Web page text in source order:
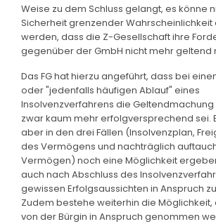
Weise zu dem Schluss gelangt, es könne
Sicherheit grenzender
werden, dass die Z-Gesellschaft ihre
gegenüber der GmbH nicht mehr geltend
Das FG hat hierzu angeführt, dass bei
oder "jedenfalls häufigen Ablauf" eines
Insolvenzverfahrens die
zwar kaum mehr erfolgversprechend sei.
aber in den drei Fällen (Insolvenzplan,
des Vermögens und nachträglich
Vermögen) noch eine Möglichkeit
auch nach Abschluss des
gewissen Erfolgsaussichten in Anspruch
Zudem bestehe weiterhin die Möglichkeit,
von der Bürgin in Anspruch genommen